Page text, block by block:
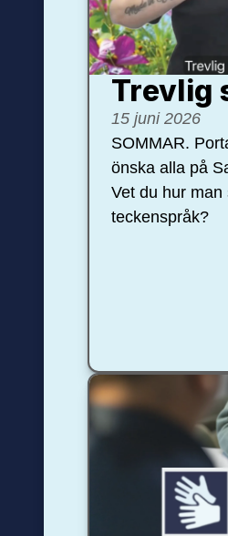
Trevlig
15 juni 2026
SOMMAR.
önska alla på
Vet du hur
teckenspråk?